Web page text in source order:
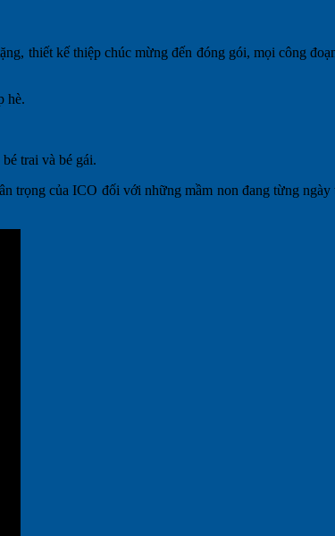
thiết kế thiệp chúc mừng đến đóng gói, mọi công
hè.
trai và bé gái.
trọng của ICO đối với những mầm non đang từng